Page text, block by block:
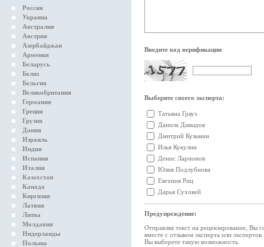
Россия
Украина
Австралия
Австрия
Азербайджан
Армения
Беларусь
Белиз
Бельгия
Великобритания
Германия
Греция
Грузия
Дания
Израиль
Индия
Испания
Италия
Казахстан
Канада
Киргизия
Латвия
Литва
Молдавия
Нидерланды
Польша
Введите код верификации
Выберите своего эксперта:
Татьяна Грауз
Данила Давыдов
Дмитрий Кузьмин
Илья Кукулин
Денис Ларионов
Юлия Подлубнова
Евгения Риц
Дарья Суховей
Предупреждение:
Отправляя текст на рецензирование, Вы
вместе с отзывом эксперта или
Вы выберете такую возможность.